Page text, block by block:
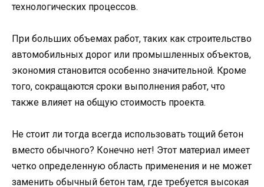
технологических процессов.
При больших объемах работ, таких как строительство
автомобильных дорог или промышленных объектов,
экономия становится особенно значительной. Кроме
того, сокращаются сроки выполнения работ, что
также влияет на общую стоимость проекта.
Не стоит ли тогда всегда использовать тощий бетон
вместо обычного? Конечно нет! Этот материал имеет
четко определенную область применения и не может
заменить обычный бетон там, где требуется высокая